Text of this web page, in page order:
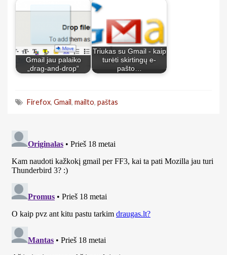
Gmail jau palaiko
„drag-and-drop“
Triukas su Gmail - kaip
turėti skirtingų e-
pašto…
Firefox, Gmail, mailto, paštas